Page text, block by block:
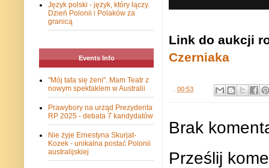
Link do aukcji
Czerniaka
. 00:53
Brak
Prześlij
Język polski - język, który łączy.
Dzień Polonii i Polaków za
granicą
Events Info
"Mój tata się żeni". Mam Teatr z
nowym spektaklem w Australii
Prawybory na urząd Prezydenta
RP 2025 - debata 7 kandydatów
Nie żyje Ernestyna Skurjat-
Kozek - unikalna postać Polonii
australijskiej